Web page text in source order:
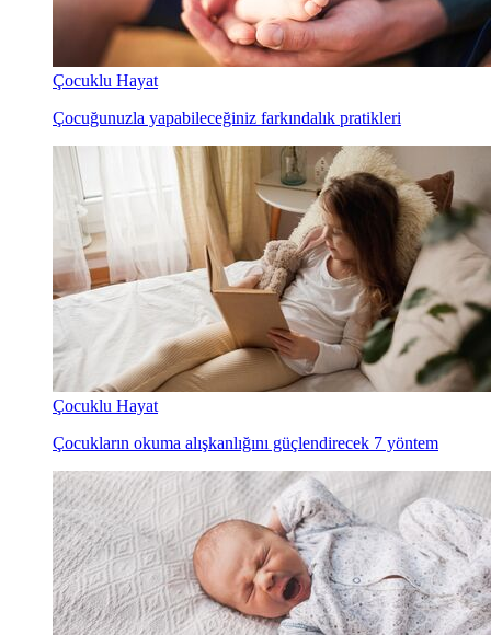
Çocuklu Hayat
Çocuğunuzla yapabileceğiniz farkındalık pratikleri
Çocuklu Hayat
Çocukların okuma alışkanlığını güçlendirecek 7 yöntem